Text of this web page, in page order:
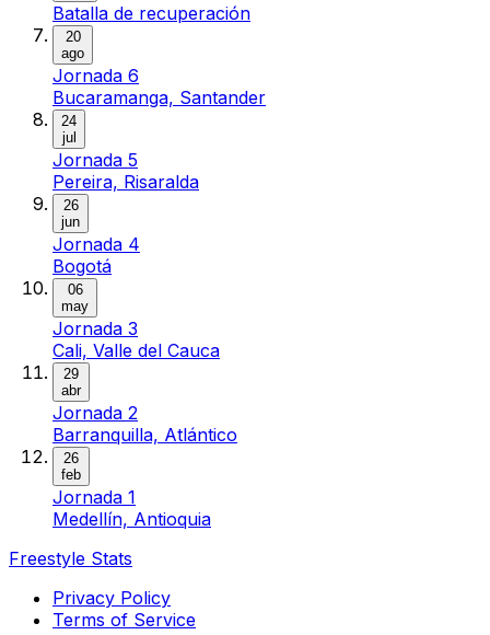
Batalla de recuperación
20
ago
Jornada 6
Bucaramanga, Santander
24
jul
Jornada 5
Pereira, Risaralda
26
jun
Jornada 4
Bogotá
06
may
Jornada 3
Cali, Valle del Cauca
29
abr
Jornada 2
Barranquilla, Atlántico
26
feb
Jornada 1
Medellín, Antioquia
Freestyle Stats
Privacy Policy
Terms of Service